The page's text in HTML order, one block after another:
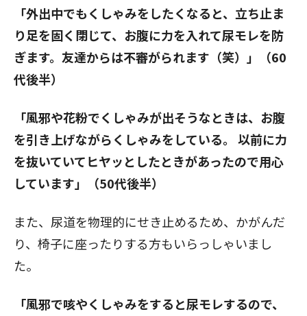
「外出中でもくしゃみをしたくなると、立ち止ま
り足を固く閉じて、お腹に力を入れて尿モレを防
ぎます。友達からは不審がられます（笑）」（60
代後半）
「風邪や花粉でくしゃみが出そうなときは、お腹
を引き上げながらくしゃみをしている。 以前に力
を抜いていてヒヤッとしたときがあったので用心
しています」（50代後半）
また、尿道を物理的にせき止めるため、かがんだ
り、椅子に座ったりする方もいらっしゃいまし
た。
「風邪で咳やくしゃみをすると尿モレするので、